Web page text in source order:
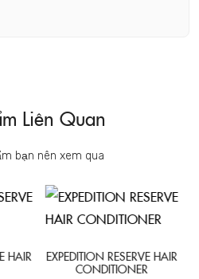
Liên Quan
bạn nên xem qua
EXPEDITION RESERVE HAIR
CONDITIONER